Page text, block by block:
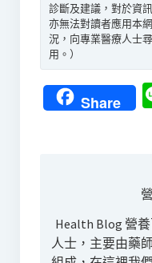
診斷及建議，對於資
亦無法對讀者應用本
況，向專業醫療人士
用。）
Share
Health Blog 營
人士，主要由藥